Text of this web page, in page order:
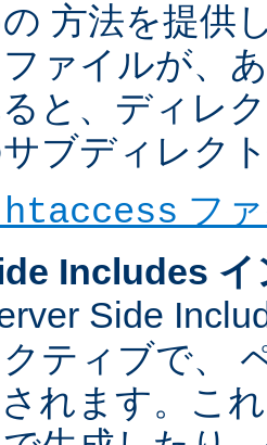
方法を提供
ァイルが、
と、ディレ
ブディレク
フ
Includes イ
Side
ティブで、
れます。こ